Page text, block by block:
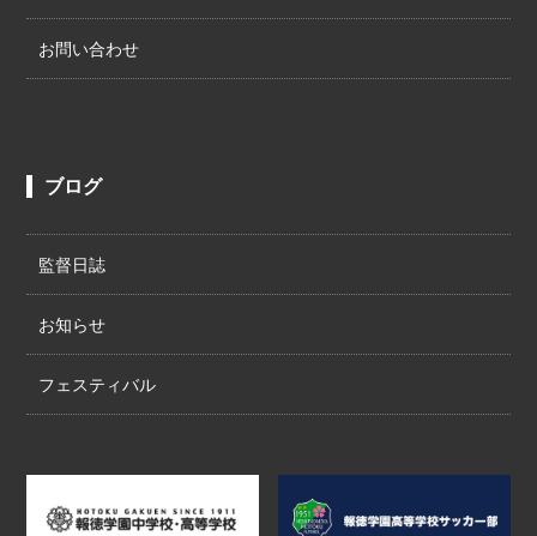
お問い合わせ
ブログ
監督日誌
お知らせ
フェスティバル